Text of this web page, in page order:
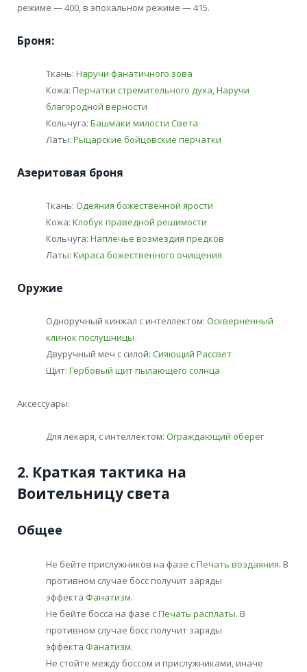
режиме — 400, в эпохальном режиме — 415.
Броня:
Ткань: Наручи фанатичного зова
Кожа: Перчатки стремительного духа,Наручи
благородной верности
Кольчуга: Башмаки милости Света
Латы: Рыцарские бойцовские перчатки
Азеритовая броня
Ткань: Одеяния божественной ярости
Кожа: Клобук праведной решимости
Кольчуга: Наплечье возмездия предков
Латы: Кираса божественного очищения
Оружие
Одноручный кинжал с интеллектом: Оскверненный
клинок послушницы
Двуручный меч с силой: Сияющий Рассвет
Щит: Гербовый щит пылающего солнца
Аксессуары:
Для лекаря, с интеллектом: Ограждающий оберег
2. Краткая тактика на
Воительницу света
Общее
Не бейте прислужников на фазе сПечать воздаяния. В
противном случае босс получит заряды
эффекта Фанатизм.
Не бейте босса на фазе сПечать расплаты. В
противном случае босс получит заряды
эффекта Фанатизм.
Не стойте между боссом и прислужниками, иначе